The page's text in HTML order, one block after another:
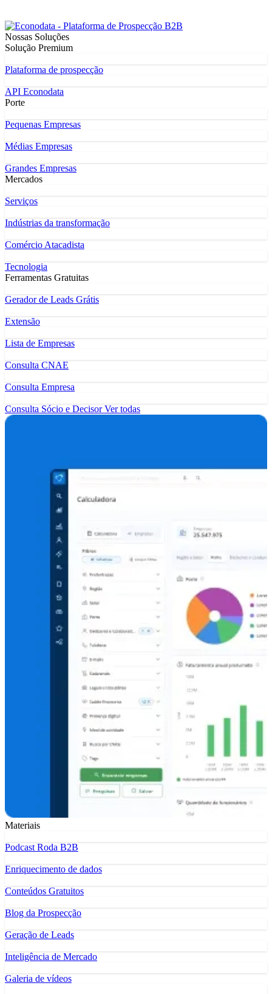
Nossas Soluções
Solução Premium
Plataforma de prospecção
API Econodata
Porte
Pequenas Empresas
Médias Empresas
Grandes Empresas
Mercados
Serviços
Indústrias da transformação
Comércio Atacadista
Tecnologia
Ferramentas Gratuitas
Gerador de Leads Grátis
Extensão
Lista de Empresas
Consulta CNAE
Consulta Empresa
Consulta Sócio e DecisorVer todas
Materiais
Podcast Roda B2B
Enriquecimento de dados
Conteúdos Gratuitos
Blog da Prospecção
Geração de Leads
Inteligência de Mercado
Galeria de vídeos